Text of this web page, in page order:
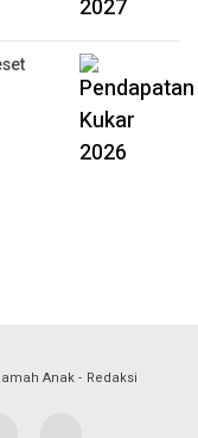
Anak Redaksi